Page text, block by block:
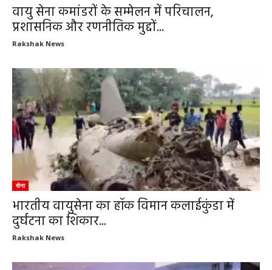
वायु सेना कमांडरों के सम्मेलन में परिचालन,
प्रशासनिक और रणनीतिक मुद्दों...
Rakshak News
सेना
भारतीय वायुसेना का हॉक विमान कलाईकुंडा में
दुर्घटना का शिकार...
Rakshak News